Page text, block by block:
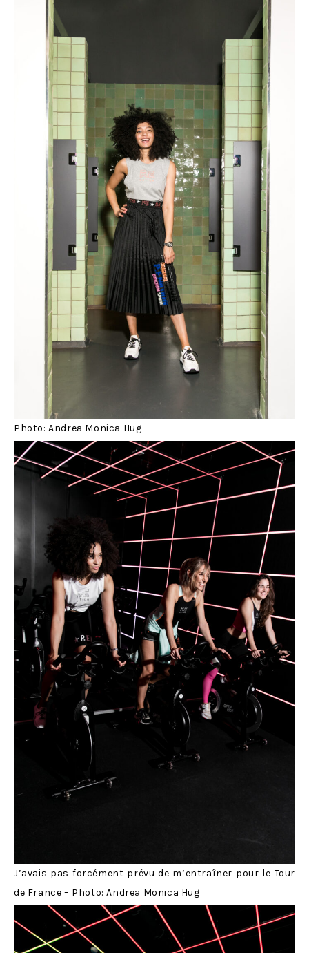
Photo: Andrea Monica Hug
J’avais pas forcément prévu de m’entraîner pour le Tour
de France – Photo: Andrea Monica Hug